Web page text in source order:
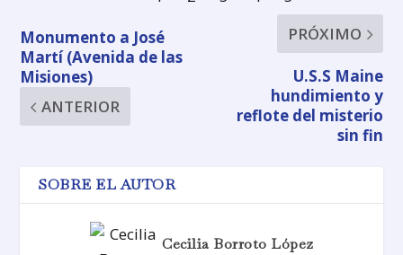
Monumento a José
Martí (Avenida de las
Misiones)
ANTERIOR
PRÓXIMO
U.S.S Maine
hundimiento y
reflote del misterio
sin fin
SOBRE EL AUTOR
Cecilia Borroto López